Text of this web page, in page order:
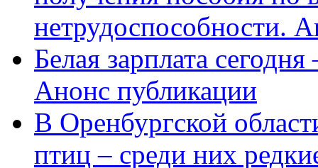
нетрудоспособности.
Белая зарплата
Анонс публикации
В Оренбургской
птиц – среди них